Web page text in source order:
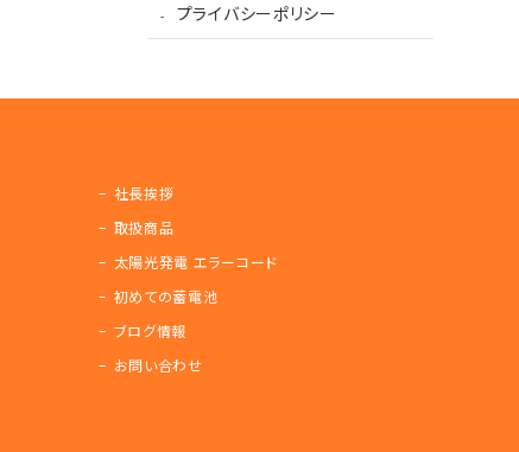
プライバシーポリシー
社長挨拶
取扱商品
太陽光発電 エラーコード
初めての蓄電池
ブログ情報
お問い合わせ